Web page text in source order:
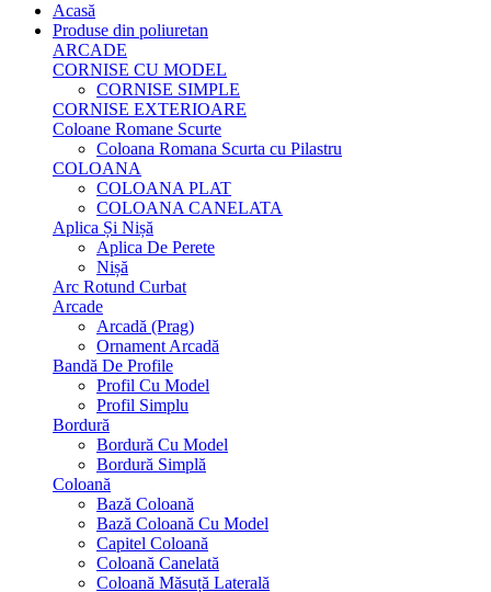
Acasă
Produse din poliuretan
ARCADE
CORNISE CU MODEL
CORNISE SIMPLE
CORNISE EXTERIOARE
Coloane Romane Scurte
Coloana Romana Scurta cu Pilastru
COLOANA
COLOANA PLAT
COLOANA CANELATA
Aplica Și Nișă
Aplica De Perete
Nișă
Arc Rotund Curbat
Arcade
Arcadă (Prag)
Ornament Arcadă
Bandă De Profile
Profil Cu Model
Profil Simplu
Bordură
Bordură Cu Model
Bordură Simplă
Coloană
Bază Coloană
Bază Coloană Cu Model
Capitel Coloană
Coloană Canelată
Coloană Măsuță Laterală